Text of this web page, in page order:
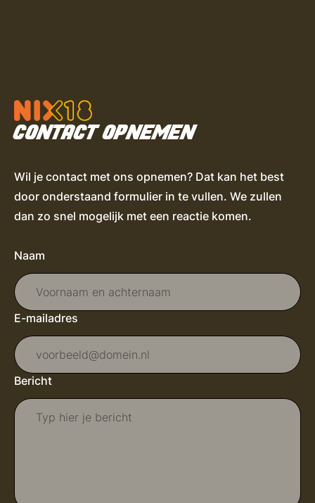
CONTACT OPNEMEN
Wil je contact met ons opnemen? Dat kan het best
door onderstaand formulier in te vullen. We zullen
dan zo snel mogelijk met een reactie komen.
Naam
E-mailadres
Bericht